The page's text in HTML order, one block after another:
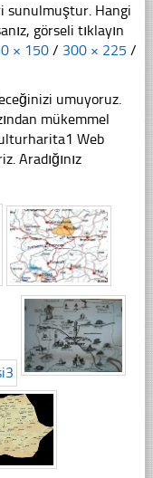
sunulmuştur. Hangi
görseli tıklayın
× 150 / 300 × 225 /
umuyoruz.
mükemmel
Web
Aradığınız